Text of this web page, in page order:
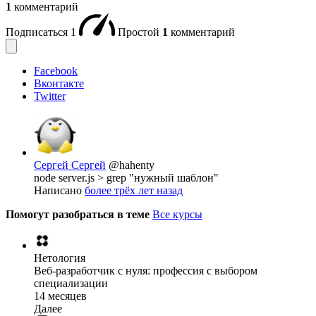
1 комментарий
Подписаться 1 Простой 1 комментарий
Facebook
Вконтакте
Twitter
Сергей Сергей @hahenty
node server.js > grep "нужный шаблон"
Написано более трёх лет назад
Помогут разобраться в теме Все курсы
Нетология
Веб-разработчик с нуля: профессия с выбором
специализации
14 месяцев
Далее